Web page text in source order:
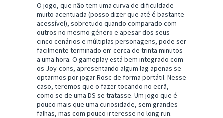
O jogo, que não tem uma curva de dificuldade
muito acentuada (posso dizer que até é bastante
acessível), sobretudo quando comparado com
outros no mesmo género e apesar dos seus
cinco cenários e múltiplas personagens, pode ser
facilmente terminado em cerca de trinta minutos
a uma hora. O gameplay está bem integrado com
os Joy-cons, apresentando algum lag apenas se
optarmos por jogar Rose de forma portátil. Nesse
caso, teremos que o fazer tocando no ecrã,
como se de uma DS se tratasse. Um jogo que é
pouco mais que uma curiosidade, sem grandes
falhas, mas com pouco interesse no long run.